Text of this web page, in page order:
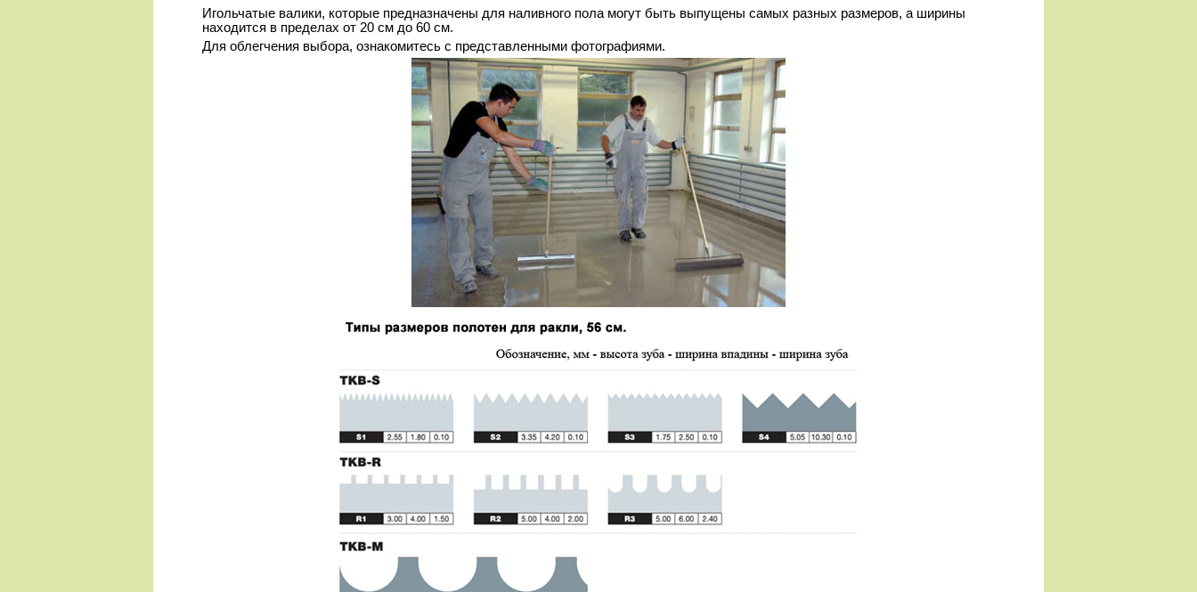
Игольчатые валики, которые предназначены для наливного пола могут быть выпущены самых разных размеров, а ширины
находится в пределах от 20 см до 60 см.
Для облегчения выбора, ознакомитесь с представленными фотографиями.